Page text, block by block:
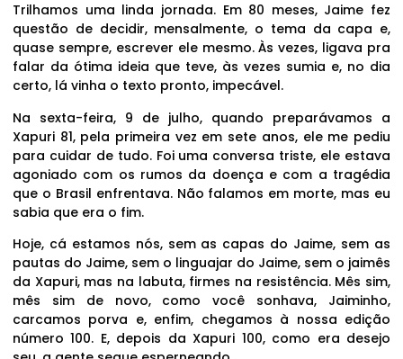
Trilhamos uma linda jornada. Em 80 meses, Jaime fez
questão de decidir, mensalmente, o tema da capa e,
quase sempre, escrever ele mesmo. Às vezes, ligava pra
falar da ótima ideia que teve, às vezes sumia e, no dia
certo, lá vinha o texto pronto, impecável.
Na sexta-feira, 9 de julho, quando preparávamos a
Xapuri 81, pela primeira vez em sete anos, ele me pediu
para cuidar de tudo. Foi uma conversa triste, ele estava
agoniado com os rumos da doença e com a tragédia
que o Brasil enfrentava. Não falamos em morte, mas eu
sabia que era o fim.
Hoje, cá estamos nós, sem as capas do Jaime, sem as
pautas do Jaime, sem o linguajar do Jaime, sem o jaimês
da Xapuri, mas na labuta, firmes na resistência. Mês sim,
mês sim de novo, como você sonhava, Jaiminho,
carcamos porva e, enfim, chegamos à nossa edição
número 100. E, depois da Xapuri 100, como era desejo